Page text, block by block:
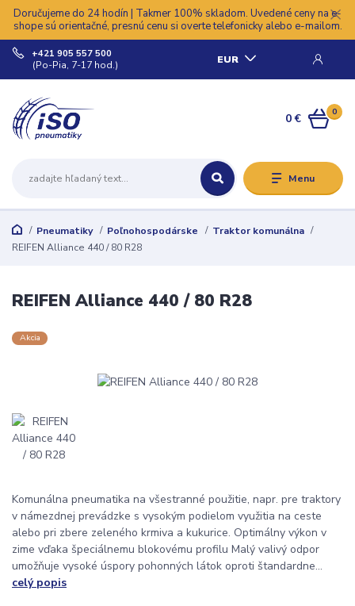
Doručujeme do 24 hodín | Takmer 100% skladom. Uvedené ceny na e-
shope sú orientačné, presnú cenu si overte telefonicky alebo e-mailom.
Menu
EUR
+421 905 557 500
(Po-Pia, 7-17 hod.)
0
0 €
Pneumatiky Poľnohospodárske
Traktor komunálna
REIFEN Alliance 440 / 80 R28
REIFEN Alliance 440 / 80 R28
Akcia
Komunálna pneumatika na všestranné použitie, napr. pre traktory
v námezdnej prevádzke s vysokým podielom využitia na ceste
alebo pri zbere zeleného krmiva a kukurice. Optimálny výkon v
zime vďaka špeciálnemu blokovému profilu Malý valivý odpor
umožňuje vysoké úspory pohonných látok oproti štandardne...
celý popis